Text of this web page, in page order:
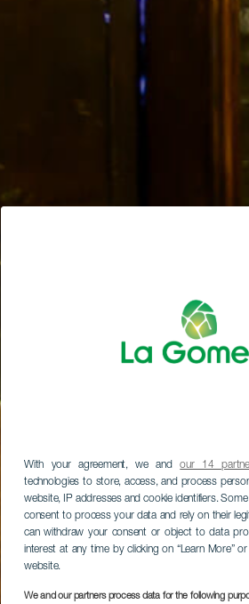
With your agreement, we andour 14
technologies to store, access, and process
website, IP addresses and cookie identifiers.
consent to process your data and rely on their
can withdraw your consent or object to data
interest at any time by clicking on “Learn More”
website.
We and our partners process data for the following